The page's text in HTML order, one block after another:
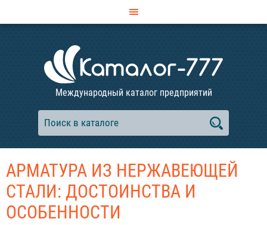
Международный каталог предприятий
АРМАТУРА ИЗ НЕРЖАВЕЮЩЕЙ
СТАЛИ: ДОСТОИНСТВА И
ОСОБЕННОСТИ